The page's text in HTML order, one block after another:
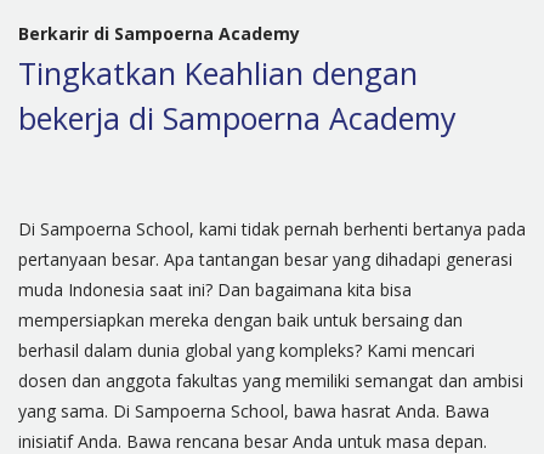
Berkarir di Sampoerna Academy
Tingkatkan Keahlian dengan
bekerja di Sampoerna Academy
Di Sampoerna School, kami tidak pernah berhenti bertanya pada
pertanyaan besar. Apa tantangan besar yang dihadapi generasi
muda Indonesia saat ini? Dan bagaimana kita bisa
mempersiapkan mereka dengan baik untuk bersaing dan
berhasil dalam dunia global yang kompleks? Kami mencari
dosen dan anggota fakultas yang memiliki semangat dan ambisi
yang sama. Di Sampoerna School, bawa hasrat Anda. Bawa
inisiatif Anda. Bawa rencana besar Anda untuk masa depan.